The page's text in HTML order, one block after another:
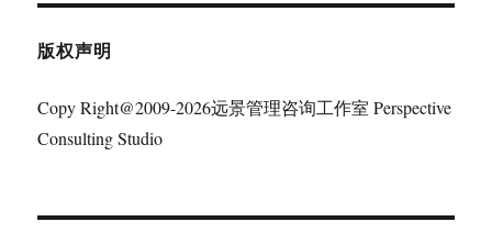
版权声明
Copy Right@2009-2026远景管理咨询工作室 Perspective
Consulting Studio